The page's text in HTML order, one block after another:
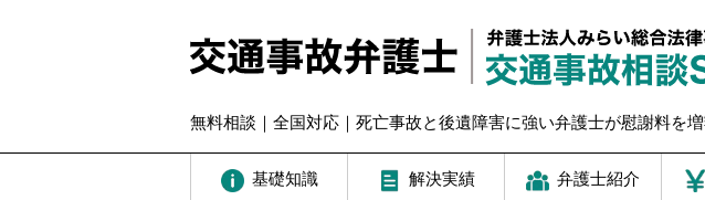
無料相談｜全国対応｜死亡事故と後遺障害に強い弁護士が慰謝料を増
基礎知識 解決実績 弁護士紹介